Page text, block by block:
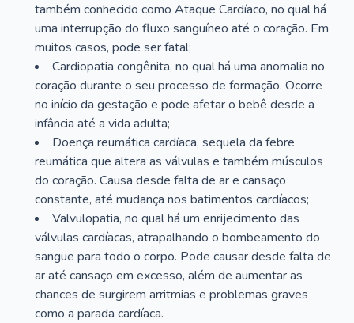
também conhecido como Ataque Cardíaco, no qual há
uma interrupção do fluxo sanguíneo até o coração. Em
muitos casos, pode ser fatal;
Cardiopatia congênita, no qual há uma anomalia no
coração durante o seu processo de formação. Ocorre
no início da gestação e pode afetar o bebê desde a
infância até a vida adulta;
Doença reumática cardíaca, sequela da febre
reumática que altera as válvulas e também músculos
do coração. Causa desde falta de ar e cansaço
constante, até mudança nos batimentos cardíacos;
Valvulopatia, no qual há um enrijecimento das
válvulas cardíacas, atrapalhando o bombeamento do
sangue para todo o corpo. Pode causar desde falta de
ar até cansaço em excesso, além de aumentar as
chances de surgirem arritmias e problemas graves
como a parada cardíaca.